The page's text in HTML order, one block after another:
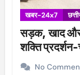
खबर-24x7
सड़क, खाद और
शक्ति
No